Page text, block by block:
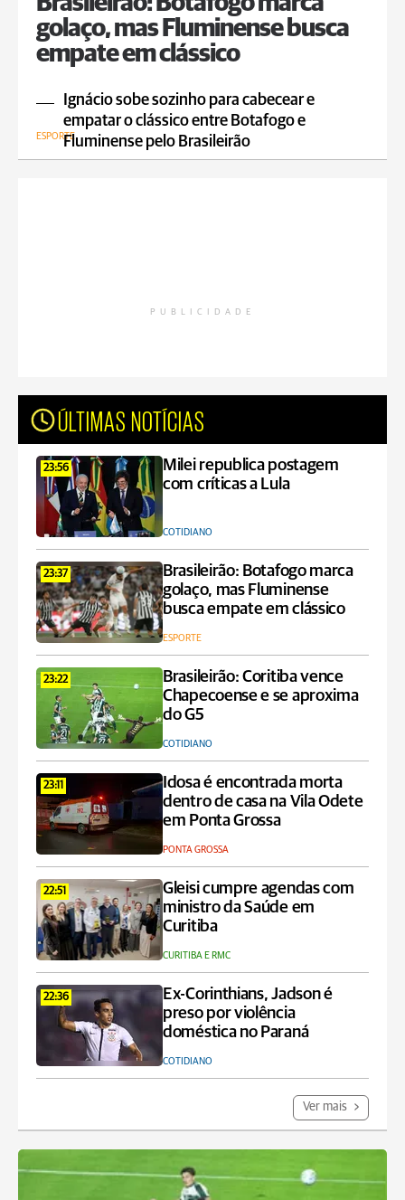
golaço, mas Fluminense busca
empate em clássico
Ignácio sobe sozinho para cabecear e
empatar o clássico entre Botafogo e
Fluminense pelo Brasileirão
ESPORTE
PUBLICIDADE
ÚLTIMAS NOTÍCIAS
23:56
Milei republica postagem
com críticas a Lula
COTIDIANO
23:37
Brasileirão: Botafogo marca
golaço, mas Fluminense
busca empate em clássico
ESPORTE
23:22
Brasileirão: Coritiba vence
Chapecoense e se aproxima
do G5
COTIDIANO
23:11
Idosa é encontrada morta
dentro de casa na Vila Odete
em Ponta Grossa
PONTA GROSSA
22:51
Gleisi cumpre agendas com
ministro da Saúde em
Curitiba
CURITIBA E RMC
22:36
Ex-Corinthians, Jadson é
preso por violência
doméstica no Paraná
COTIDIANO
Ver mais